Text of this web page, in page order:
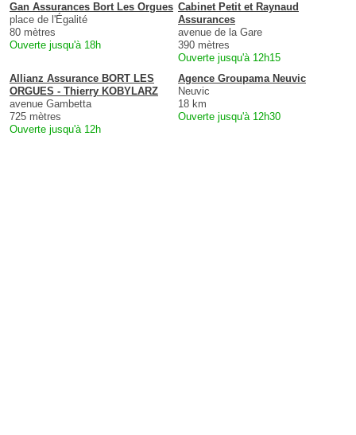
Gan Assurances Bort Les Orgues
place de l'Égalité
80 mètres
Ouverte jusqu'à 18h
Cabinet Petit et Raynaud
Assurances
avenue de la Gare
390 mètres
Ouverte jusqu'à 12h15
Allianz Assurance BORT LES
ORGUES - Thierry KOBYLARZ
avenue Gambetta
725 mètres
Ouverte jusqu'à 12h
Agence Groupama Neuvic
Neuvic
18 km
Ouverte jusqu'à 12h30